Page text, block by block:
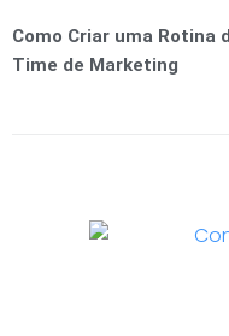
Como Criar uma Rotina
Time de Marketing